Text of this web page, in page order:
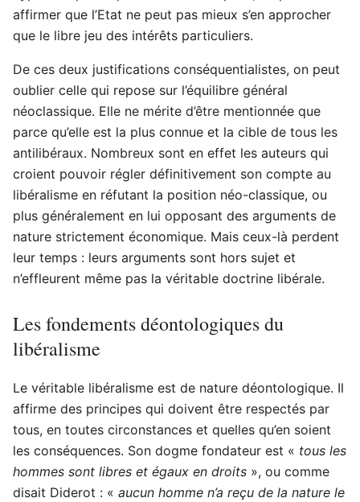
affirmer que l’Etat ne peut pas mieux s’en approcher
que le libre jeu des intérêts particuliers.
De ces deux justifications conséquentialistes, on peut
oublier celle qui repose sur l’équilibre général
néoclassique. Elle ne mérite d’être mentionnée que
parce qu’elle est la plus connue et la cible de tous les
antilibéraux. Nombreux sont en effet les auteurs qui
croient pouvoir régler définitivement son compte au
libéralisme en réfutant la position néo-classique, ou
plus généralement en lui opposant des arguments de
nature strictement économique. Mais ceux-là perdent
leur temps : leurs arguments sont hors sujet et
n’effleurent même pas la véritable doctrine libérale.
Les fondements déontologiques du
libéralisme
Le véritable libéralisme est de nature déontologique. Il
affirme des principes qui doivent être respectés par
tous, en toutes circonstances et quelles qu’en soient
les conséquences. Son dogme fondateur est « tous les
hommes sont libres et égaux en droits », ou comme
disait Diderot : « aucun homme n’a reçu de la nature le